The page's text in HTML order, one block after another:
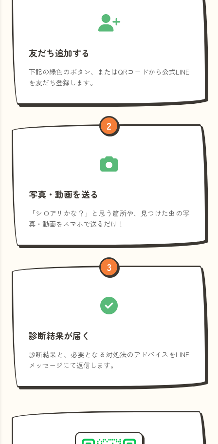
友だち追加する
下記の緑色のボタン、またはQRコードから公式LINE
を友だち登録します。
2
写真・動画を送る
「シロアリかな？」と思う箇所や、見つけた虫の写
真・動画をスマホで送るだけ！
3
診断結果が届く
診断結果と、必要となる対処法のアドバイスをLINE
メッセージにて返信します。